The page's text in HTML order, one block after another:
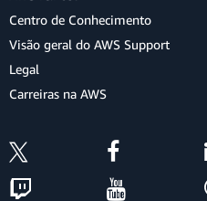
Centro de Conhecimento
Visão geral do AWS Support
Legal
Carreiras na AWS